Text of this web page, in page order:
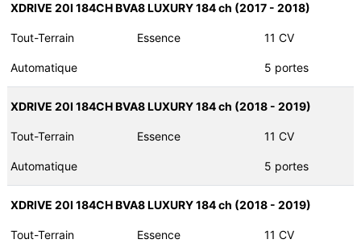
XDRIVE 20I 184CH BVA8 LUXURY 184 ch (2017 - 2018)
Tout-Terrain Essence 11 CV
Automatique 5 portes
XDRIVE 20I 184CH BVA8 LUXURY 184 ch (2018 - 2019)
Tout-Terrain Essence 11 CV
Automatique 5 portes
XDRIVE 20I 184CH BVA8 LUXURY 184 ch (2018 - 2019)
Tout-Terrain Essence 11 CV